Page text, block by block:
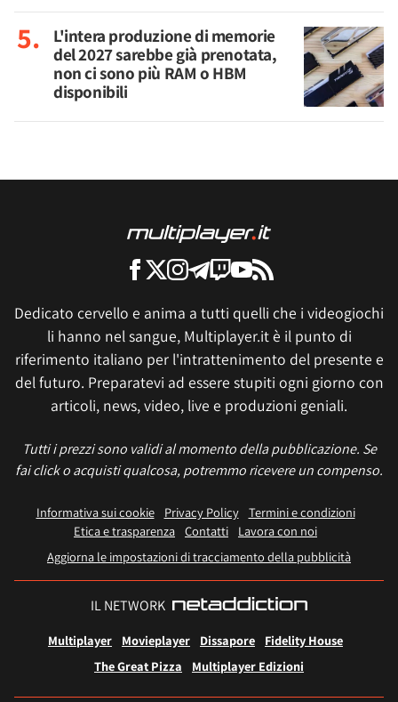
L'intera produzione di memorie
del 2027 sarebbe già prenotata,
non ci sono più RAM o HBM
disponibili
Dedicato cervello e anima a tutti quelli che i videogiochi
li hanno nel sangue, Multiplayer.it è il punto di
riferimento italiano per l'intrattenimento del presente e
del futuro. Preparatevi ad essere stupiti ogni giorno con
articoli, news, video, live e produzioni geniali.
Tutti i prezzi sono validi al momento della pubblicazione. Se
fai click o acquisti qualcosa, potremmo ricevere un compenso.
Informativa sui cookie Privacy Policy
Termini e condizioni
Etica e trasparenza Contatti
Lavora con noi
Aggiorna le impostazioni di tracciamento della pubblicità
IL NETWORK
Multiplayer Movieplayer Dissapore
Fidelity House
The Great Pizza
Multiplayer Edizioni